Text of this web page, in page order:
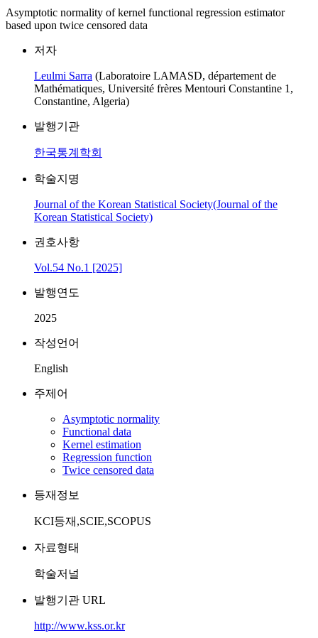
Asymptotic normality of kernel functional regression estimator
based upon twice censored data
저자
Leulmi Sarra (Laboratoire LAMASD, département de
Mathématiques, Université frères Mentouri Constantine 1,
Constantine, Algeria)
발행기관
한국통계학회
학술지명
Journal of the Korean Statistical Society(Journal of the
Korean Statistical Society)
권호사항
Vol.54 No.1 [2025]
발행연도
2025
작성언어
English
주제어
Asymptotic normality
Functional data
Kernel estimation
Regression function
Twice censored data
등재정보
KCI등재,SCIE,SCOPUS
자료형태
학술저널
발행기관 URL
http://www.kss.or.kr